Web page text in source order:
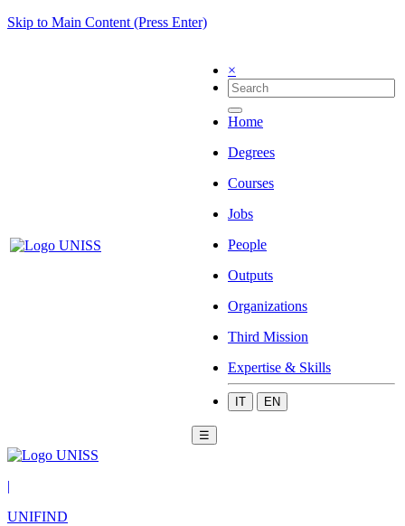
Skip to Main Content (Press Enter)
×
Home
Degrees
Courses
Jobs
People
Outputs
Organizations
Third Mission
Expertise & Skills
IT EN
☰
|
UNIFIND